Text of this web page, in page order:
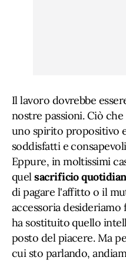
Il lavoro dovrebbe
nostre passioni. Ciò
uno spirito propositivo
soddisfatti e
Eppure, in moltissimi
quelsacrificio
di pagare l'affitto o il
accessoria
ha sostituito quello
posto del piacere. Ma
cui sto parlando,